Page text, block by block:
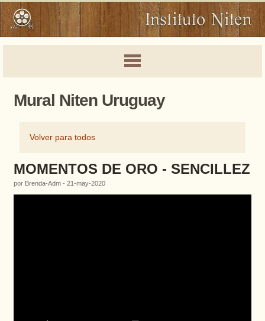
Mural Niten Uruguay
Volver para todos
MOMENTOS DE ORO - SENCILLEZ
por Brenda-Adm - 21-may-2020